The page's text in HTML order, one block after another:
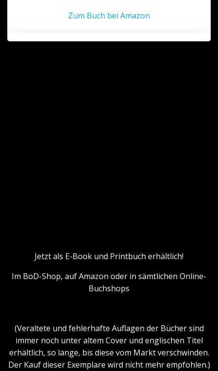
Zum Buch bei Amazon
Jetzt als E-Book und Printbuch erhältlich!
Im BoD-Shop, auf Amazon oder in sämtlichen Online-
Buchshops
(Veraltete und fehlerhafte Auflagen der Bücher sind
immer noch unter altem Cover und englischen Titel
erhältlich, so lange, bis diese vom Markt verschwinden.
Der Kauf dieser Exemplare wird nicht mehr empfohlen.)